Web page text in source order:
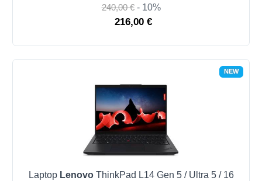
240,00 € - 10%
216,00 €
NEW
Laptop LenovoThinkPad L14 Gen 5 / Ultra 5 / 16